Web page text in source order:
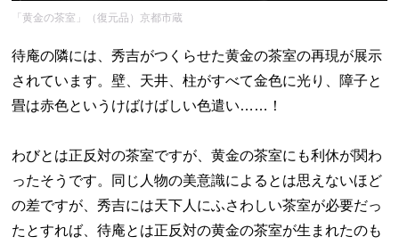
「黄金の茶室」（復元品）京都市蔵
待庵の隣には、秀吉がつくらせた黄金の茶室の再現が展示
されています。壁、天井、柱がすべて金色に光り、障子と
畳は赤色というけばけばしい色遣い……！
わびとは正反対の茶室ですが、黄金の茶室にも利休が関わ
ったそうです。同じ人物の美意識によるとは思えないほど
の差ですが、秀吉には天下人にふさわしい茶室が必要だっ
たとすれば、待庵とは正反対の黄金の茶室が生まれたのも